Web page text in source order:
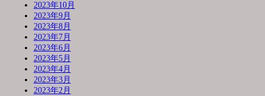
2023年10月
2023年9月
2023年8月
2023年7月
2023年6月
2023年5月
2023年4月
2023年3月
2023年2月